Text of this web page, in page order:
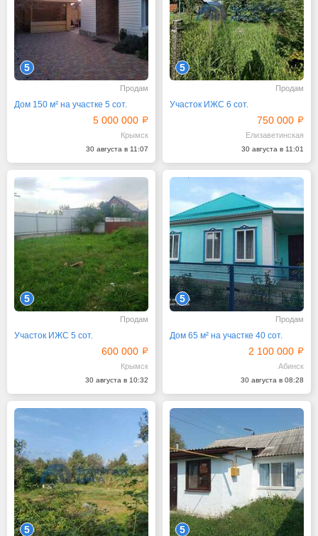
5
Продам
Дом 150 м² на участке 5 сот.
5 000 000
Крымск
30 августа в 11:07
5
Продам
Участок ИЖС 6 сот.
750 000
Елизаветинская
30 августа в 11:01
5
Продам
Участок ИЖС 5 сот.
600 000
Крымск
30 августа в 10:32
5
Продам
Дом 65 м² на участке 40 сот.
2 100 000
Абинск
30 августа в 08:28
5 5